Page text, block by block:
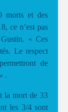
morts et des
ce n’est pas
« Ces
Le respect
de
» .
la mort de 33
les 3/4 sont